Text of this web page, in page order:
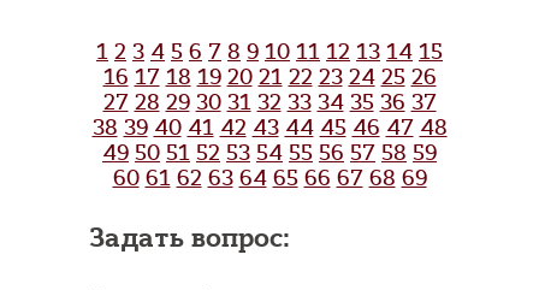
1 2 3 4 5 6 7 8 9 10 11 12 13 14 15
16 17 18 19 20 21 22 23 24 25 26
27 28 29 30 31 32 33 34 35 36 37
38 39 40 41 42 43 44 45 46 47 48
49 50 51 52 53 54 55 56 57 58 59
60 61 62 63 64 65 66 67 68 69
Задать вопрос: